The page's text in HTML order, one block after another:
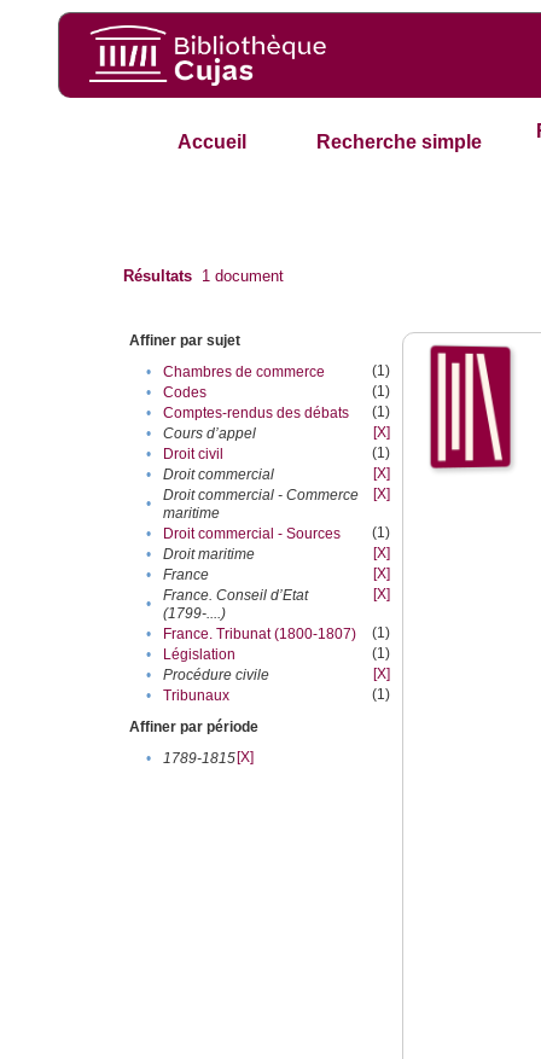
Accueil Recherche simple
Résultats 1 document
Affiner par sujet
•
Chambres de commerce
(1)
•
Codes
(1)
•
Comptes-rendus des débats
(1)
•
Cours d’appel
[X]
•
Droit civil
(1)
•
Droit commercial
[X]
•
Droit commercial - Commerce
maritime
[X]
• Droit commercial - Sources
(1)
•
Droit maritime
[X]
•
France
[X]
•
France. Conseil d’Etat
(1799-....)
[X]
• France. Tribunat (1800-1807)
(1)
•
Législation
(1)
•
Procédure civile
[X]
•
Tribunaux
(1)
Affiner par période
•
1789-1815[X]